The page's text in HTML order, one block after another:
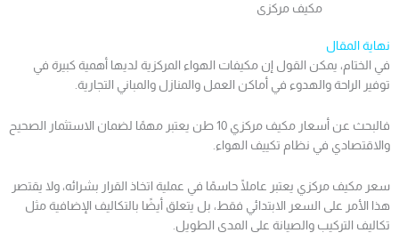
مكيف مركزى
نهاية المقال
في الختام، يمكن القول إن مكيفات الهواء المركزية لديها أهمية كبيرة في
توفير الراحة والهدوء في أماكن العمل والمنازل والمباني التجارية.
فالبحث عن أسعار مكيف مركزي 10 طن يعتبر مهمًا لضمان الاستثمار الصحيح
والاقتصادي في نظام تكييف الهواء.
سعر مكيف مركزي يعتبر عاملًا حاسمًا في عملية اتخاذ القرار بشرائه، ولا يقتصر
هذا الأمر على السعر الابتدائي فقط، بل يتعلق أيضًا بالتكاليف الإضافية مثل
تكاليف التركيب والصيانة على المدى الطويل.